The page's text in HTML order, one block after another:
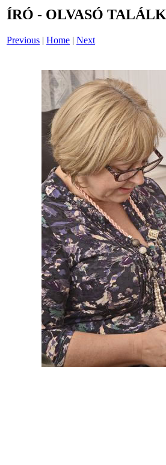
ÍRÓ - OLVASÓ
Previous | Home | Next